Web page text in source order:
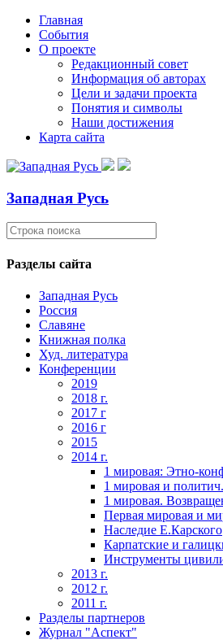
Главная
События
О проекте
Редакционный совет
Информация об авторах
Цели и задачи проекта
Понятия и символы
Наши достижения
Карта сайта
Западная Русь
Разделы сайта
Западная Русь
Россия
Славяне
Книжная полка
Худ. литература
Конференции
2019
2018 г.
2017 г
2016 г
2015
2014 г.
1 мировая: Этно-
1 мировая и
1 мировая.
Первая мировая и
Наследие Е.Карского
Карпатские и
Инструменты
2013 г.
2012 г.
2011 г.
Разделы партнеров
Журнал "Аспект"